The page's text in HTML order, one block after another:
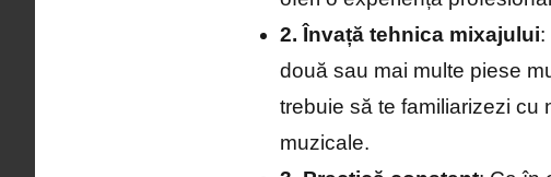
2. Învață tehnica mixajului:
două sau mai multe piese
trebuie să te familiarizezi cu
muzicale.